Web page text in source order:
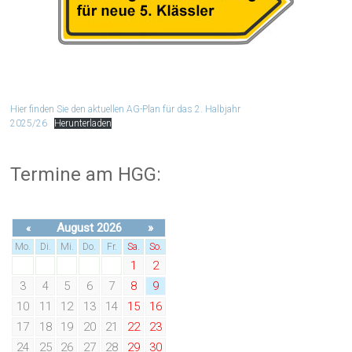
Hier finden Sie den aktuellen AG-Plan für das 2. Halbjahr
2025/26
Herunterladen
Termine am HGG:
« August 2026 »
Mo. Di. Mi. Do. Fr. Sa. So.
1
2
3
4 5 6 7 8
9
10
11 12 13 14 15
16
17
18 19 20 21 22
23
24
25 26 27 28 29 30